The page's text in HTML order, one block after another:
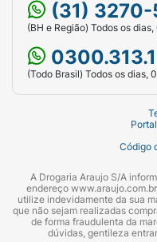
(31)
(BH e Região) Todos os
(Todo Brasil) Todos os dias,
Código
A Drogaria Araujo S/A
endereço
utilize indevidamente da sua
que não sejam realizadas
de forma fraudulenta da
dúvidas, gentileza